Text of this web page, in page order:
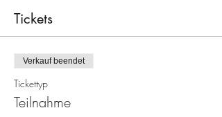
Tickets
Verkauf beendet
Tickettyp
Teilnahme